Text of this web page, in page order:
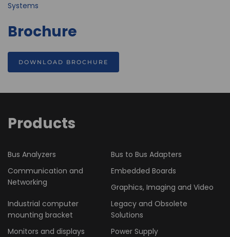
Systems
Brochure
DOWNLOAD BROCHURE
Products
Bus Analyzers
Bus to Bus Adapters
Communication and
Networking
Embedded Boards
Graphics, Imaging and Video
Industrial computer
mounting bracket
Legacy and Obsolete
Solutions
Monitors and displays
Power Supply